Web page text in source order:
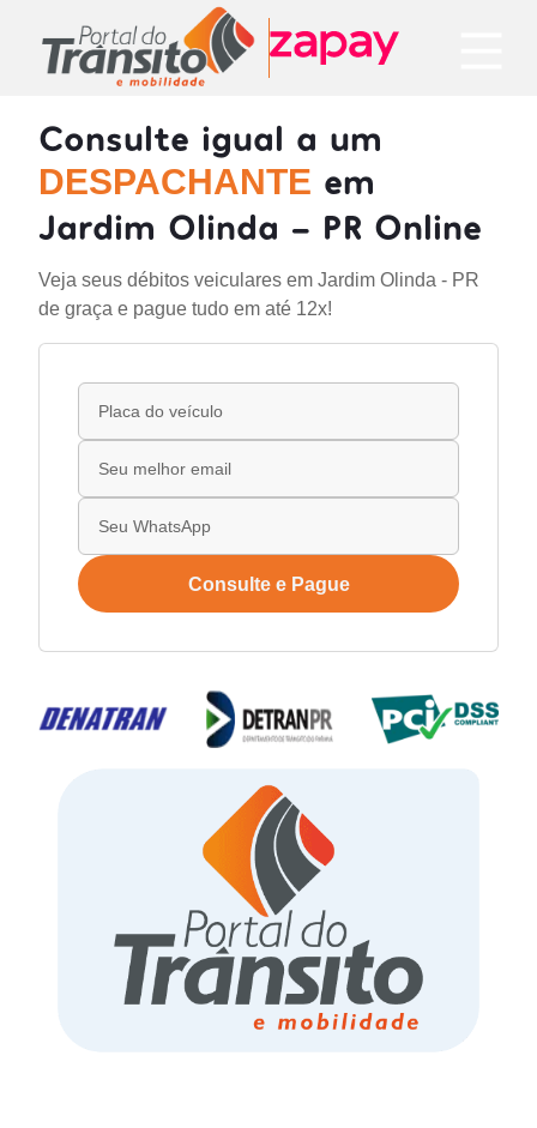
Consulte igual a um
DESPACHANTE em
Jardim Olinda - PR Online
Veja seus débitos veiculares em Jardim Olinda - PR
de graça e pague tudo em até 12x!
Consulte e Pague